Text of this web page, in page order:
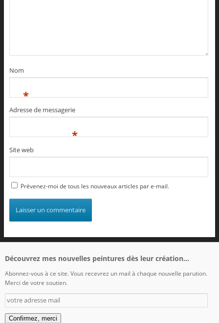
Nom
*
Adresse de messagerie
*
Site web
Prévenez-moi de tous les nouveaux articles par e-mail.
Découvrez mes nouvelles peintures dès leur création...
Abonnez-vous à ce site. Vous recevrez un mail à chaque nouvelle parution.
Merci de votre soutien.
votre
adresse
mail
Confirmez, merci